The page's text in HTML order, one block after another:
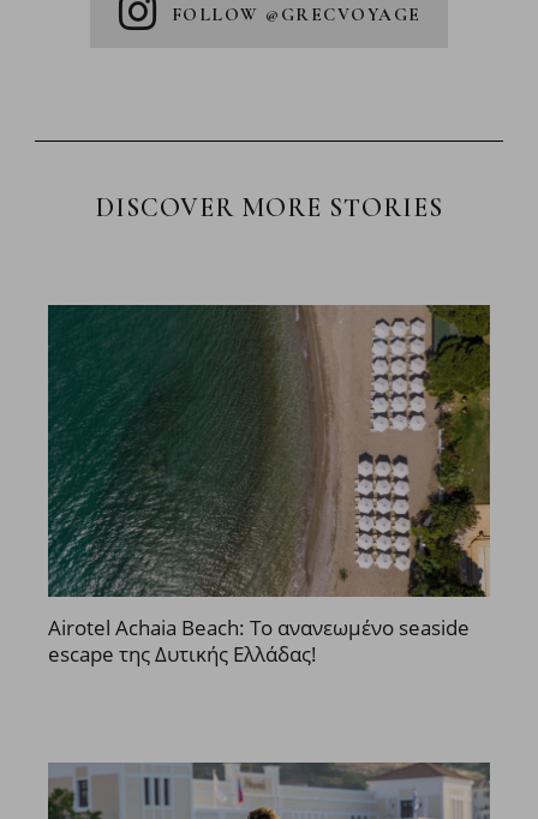
FOLLOW @GRECVOYAGE
DISCOVER MORE STORIES
Airotel Achaia Beach: Το ανανεωμένο seaside
escape της Δυτικής Ελλάδας!